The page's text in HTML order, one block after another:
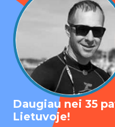
Daugiau nei 35
Lietuvoje!